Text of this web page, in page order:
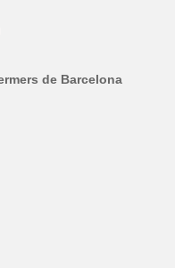
de Barcelona